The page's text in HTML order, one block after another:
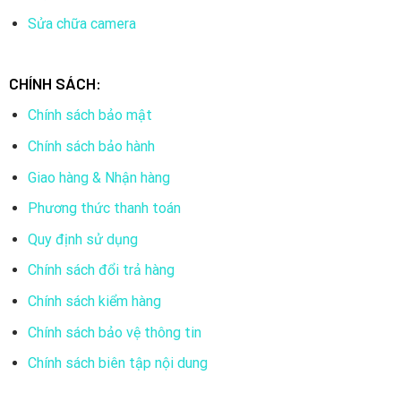
báo khi phát hiện người.
nhân.
Human Detect
: Phát hiện người, bỏ qua thú nuôi <5kg.
PoE : Cấp nguồn qua dây mạng, không cần adaptor.
Loa
: Đàm thoại hai chiều, phát lời chào/còi báo động.
Smart LED: Đèn bật tự động, ghi video màu.
H.265+: Nén video tiết kiệm dung lượng.
Thiết kế bền bỉ: Vỏ kim loại, lắp đặt ngoài trời.
5. Đà Thành CCTV – Đơn vị cung cấp thiết bị JTech
ở Đà Nẵng
Sửa chữa camera
CHÍNH SÁCH:
Chính sách bảo mật
Chính sách bảo hành
Giao hàng & Nhận hàng
Phương thức thanh toán
Quy định sử dụng
Chính sách đổi trả hàng
Chính sách kiểm hàng
Chính sách bảo vệ thông tin
Chính sách biên tập nội dung